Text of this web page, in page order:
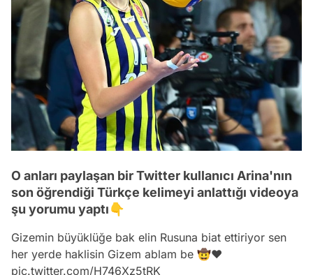
O anları paylaşan bir Twitter kullanıcı Arina'nın
son öğrendiği Türkçe kelimeyi anlattığı videoya
şu yorumu yaptı👇
Gizemin büyüklüğe bak elin Rusuna biat ettiriyor sen
her yerde haklisin Gizem ablam be 🤠❤️
pic.twitter.com/H746Xz5tRK